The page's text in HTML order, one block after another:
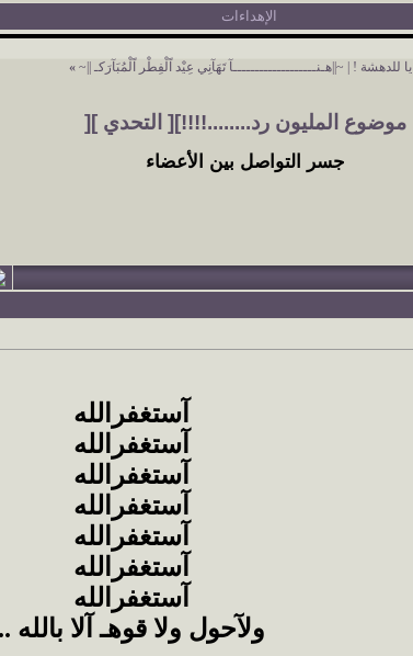
الإهداءات
يا للدهشة ! ~||هـنـــــــــــــــــــآ تَهَآنِي عِيْد آَلْفِطْر آَلْمُبَآرَكـ ||~ »
موضوع المليون رد........!!!!][ التحدي ][
جسر التواصل بين الأعضاء
آستغفرالله
آستغفرالله
آستغفرالله
آستغفرالله
آستغفرالله
آستغفرالله
آستغفرالله
ولآحول ولا قوهـ آلا بالله ..